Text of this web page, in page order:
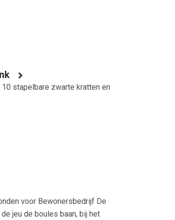
stapelbare zwarte kratten en
voor Bewonersbedrijf De
jeu de boules baan, bij het